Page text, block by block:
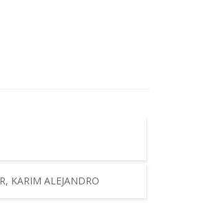
KARIM ALEJANDRO